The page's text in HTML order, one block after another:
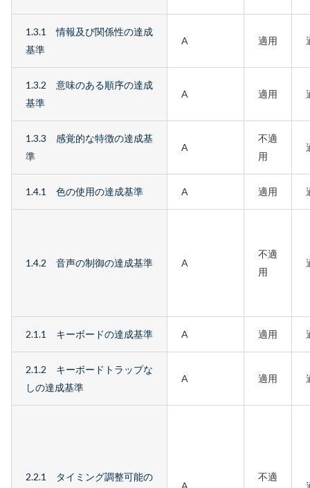
1.3.1 情報及び関係性の達成
基準
A 適用
1.3.2 意味のある順序の達成
基準
A 適用
1.3.3 感覚的な特徴の達成基
準
A
不適
用
1.4.1 色の使用の達成基準 A 適用
1.4.2 音声の制御の達成基準 A
不適
用
2.1.1 キーボードの達成基準 A 適用
2.1.2 キーボードトラップな
しの達成基準
A 適用
2.2.1 タイミング調整可能の
A
不適